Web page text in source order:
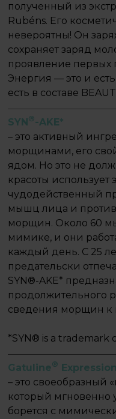
полученный из
Rubéns. Его
невероятны! Он
сохраняет заряд
проявление первых
Энергия — это и
есть в составе
SYN ®-AKE*
– это активный
морщинами, его
ядом. Но это не
красоты использует
чудодейственный
мышц лица и
морщин. Около 60
мимике, и они
каждый день. С 25
предательски
SYN®-AKE*
продолжительного
сведения морщин к
*SYN® is a trademark
Gatuline®
Expression
– это своеобразный
который мгновенно
борется с